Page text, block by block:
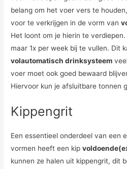
belang om het voer vers te
voor te verkrijgen in de vorm van
Het loont om je hierin te
maar 1x per week bij te vullen. Dit
volautomatisch drinksysteem
voer moet ook goed bewaard
Hiervoor kun je afsluitbare tonnen
Kippengrit
Een essentieel onderdeel van een
vormen heeft een kip
kunnen ze halen uit kippengrit, dit